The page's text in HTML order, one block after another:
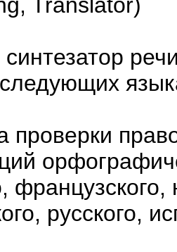
Translator)
проверки
русского,